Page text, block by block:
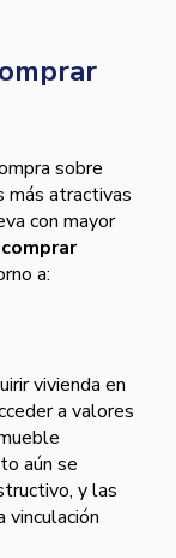
sobre
más atractivas
con mayor
a:
vivienda en
a valores
aún se
y las
vinculación